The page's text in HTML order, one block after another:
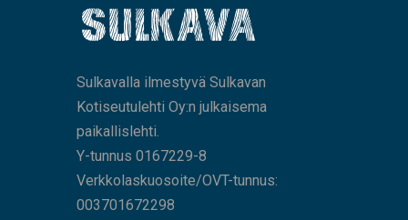
Sulkavalla ilmestyvä Sulkavan
Kotiseutulehti Oy:n julkaisema
paikallislehti.
Y-tunnus 0167229-8
Verkkolaskuosoite/OVT-tunnus:
003701672298